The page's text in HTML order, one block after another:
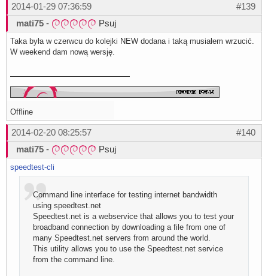
#139
2014-01-29 07:36:59
mati75 - Psuj
Taka była w czerwcu do kolejki NEW dodana i taką musiałem wrzucić.
W weekend dam nową wersję.
Offline
#140
2014-02-20 08:25:57
mati75 - Psuj
speedtest-cli
Command line interface for testing internet bandwidth
using speedtest.net
Speedtest.net is a webservice that allows you to test your
broadband connection by downloading a file from one of
many Speedtest.net servers from around the world.
This utility allows you to use the Speedtest.net service
from the command line.